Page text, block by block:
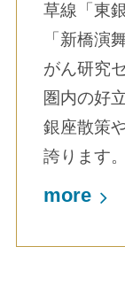
草線「東
「新橋演
がん研究
圏内の好
銀座散策
誇ります。
more